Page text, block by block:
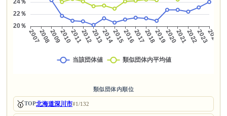
類似団体内順位
🥇TOP北海道深川市#1/132